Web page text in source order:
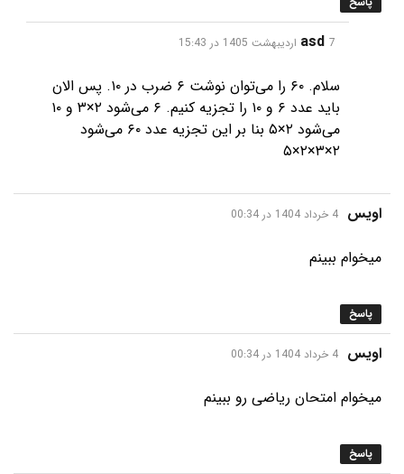
asd
گفت:7 اردیبهشت 1405 در 15:43
سلام. ۶۰ را می‌توان نوشت ۶ ضرب در ۱۰. پس الان
باید عدد ۶ و ۱۰ را تجزیه کنیم. ۶ می‌شود ۲×۳ و ۱۰
می‌شود ۲×۵ بنا بر این تجزیه عدد ۶۰ می‌شود
۲×۳×۲×۵
اویس گفت:
4 خرداد 1404 در 00:34
میخوام ببینم
پاسخ
اویس گفت:
4 خرداد 1404 در 00:34
میخوام امتحان ریاضی رو ببینم
پاسخ